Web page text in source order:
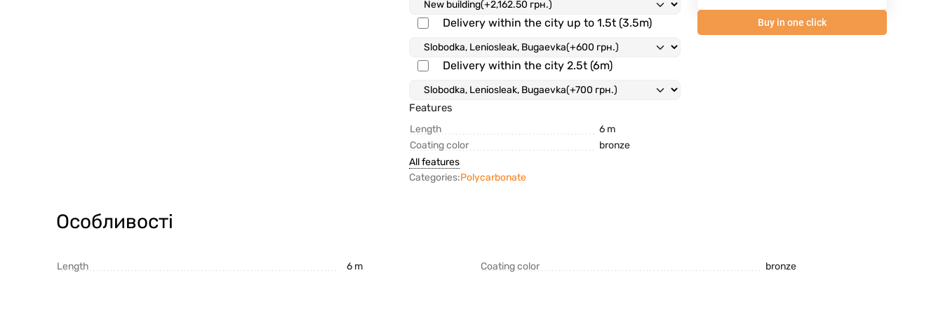
Delivery within the city up to 1.5t (3.5m)
Delivery within the city 2.5t (6m)
Features
Length
6 m
Coating color
bronze
All features
Categories:Polycarbonate
Buy in one click
Особливості
Length 6 m Coating color bronze